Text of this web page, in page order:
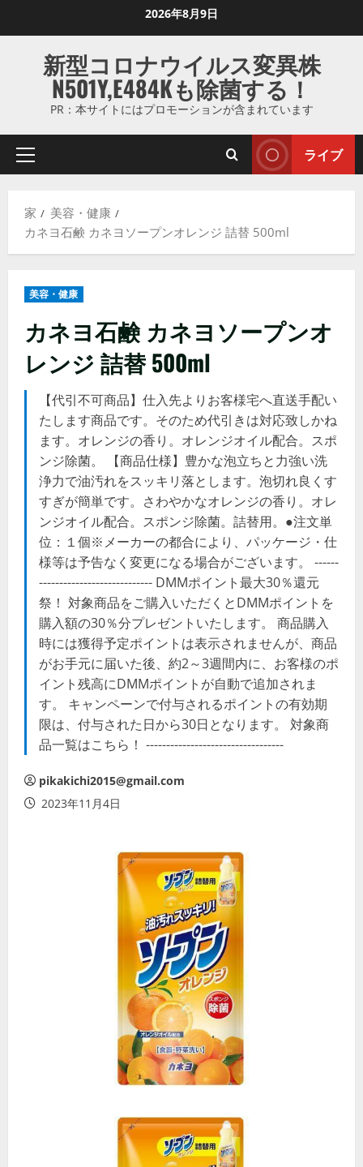
ス
ッ
す
2026年8月9日
新型コロナウイルス変異株
N501Y,E484Kも除菌する！
PR：本サイトにはプロモーションが含まれています
プ
マ
リ
ュ
ライブ
家
美容・健康
カネヨ石鹸 カネヨソープンオレンジ 詰替 500ml
美容・健康
カネヨ石鹸 カネヨソープンオ
レンジ 詰替 500ml
【代引不可商品】仕入先よりお客様宅へ直送手配い
たします商品です。そのため代引きは対応致しかね
ます。オレンジの香り。オレンジオイル配合。スポ
ンジ除菌。 【商品仕様】豊かな泡立ちと力強い洗
浄力で油汚れをスッキリ落とします。泡切れ良くす
すぎが簡単です。さわやかなオレンジの香り。オレ
ンジオイル配合。スポンジ除菌。詰替用。●注文単
位：１個※メーカーの都合により、パッケージ・仕
様等は予告なく変更になる場合がございます。 ------
---------------------------- DMMポイント最大30％還元
祭！ 対象商品をご購入いただくとDMMポイントを
購入額の30％分プレゼントいたします。 商品購入
時には獲得予定ポイントは表示されませんが、商品
がお手元に届いた後、約2～3週間内に、お客様のポ
イント残高にDMMポイントが自動で追加されま
す。 キャンペーンで付与されるポイントの有効期
限は、付与された日から30日となります。 対象商
品一覧はこちら！ ----------------------------------
pikakichi2015@gmail.com
2023年11月4日